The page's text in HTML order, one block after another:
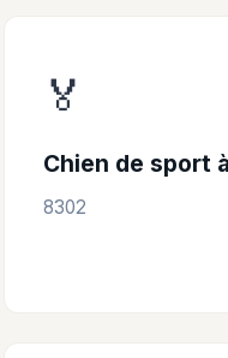
🏅
Chien de sport
8302